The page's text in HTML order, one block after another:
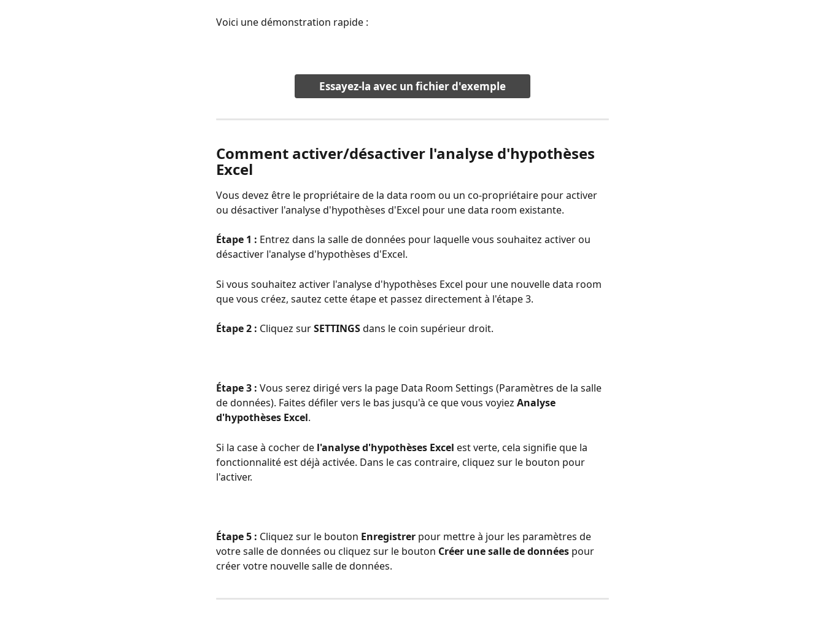
Voici une démonstration rapide :
Essayez-la avec un fichier d'exemple
Comment activer/désactiver l'analyse d'hypothèses
Excel
Vous devez être le propriétaire de la data room ou un co-propriétaire pour activer
ou désactiver l'analyse d'hypothèses d'Excel pour une data room existante.
Étape 1 : Entrez dans la salle de données pour laquelle vous souhaitez activer ou
désactiver l'analyse d'hypothèses d'Excel.
Si vous souhaitez activer l'analyse d'hypothèses Excel pour une nouvelle data room
que vous créez, sautez cette étape et passez directement à l'étape 3.
Étape 2 : Cliquez sur SETTINGS dans le coin supérieur droit.
Étape 3 : Vous serez dirigé vers la page Data Room Settings (Paramètres de la salle
de données). Faites défiler vers le bas jusqu'à ce que vous voyiez Analyse
d'hypothèses Excel.
Si la case à cocher de l'analyse d'hypothèses Excel est verte, cela signifie que la
fonctionnalité est déjà activée. Dans le cas contraire, cliquez sur le bouton pour
l'activer.
Étape 5 : Cliquez sur le bouton Enregistrer pour mettre à jour les paramètres de
votre salle de données ou cliquez sur le bouton Créer une salle de données pour
créer votre nouvelle salle de données.